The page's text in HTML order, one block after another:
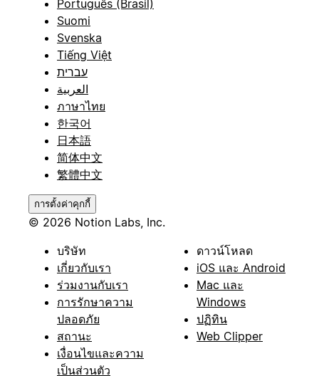
Português (Brasil)
Suomi
Svenska
Tiếng Việt
עברית
العربية
ภาษาไทย
한국어
日本語
简体中文
繁體中文
การตั้งค่าคุกกี้
© 2026 Notion Labs, Inc.
บริษัท
เกี่ยวกับเรา
ร่วมงานกับเรา
การรักษาความ
ปลอดภัย
สถานะ
เงื่อนไขและความ
เป็นส่วนตัว
ดาวน์โหลด
iOS และ Android
Mac และ
Windows
ปฏิทิน
Web Clipper